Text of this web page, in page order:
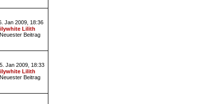
Jan 2009, 18:36
Lilith
Jan 2009, 18:33
Lilith